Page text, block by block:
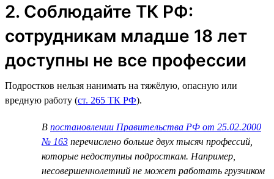
2. Соблюдайте ТК РФ:
сотрудникам младше 18 лет
доступны не все профессии
Подростков нельзя нанимать на тяжёлую, опасную или
вредную работу (ст. 265 ТК РФ).
В постановлении Правительства РФ от 25.02.2000
№ 163 перечислено больше двух тысяч профессий,
которые недоступны подросткам. Например,
несовершеннолетний не может работать грузчиком